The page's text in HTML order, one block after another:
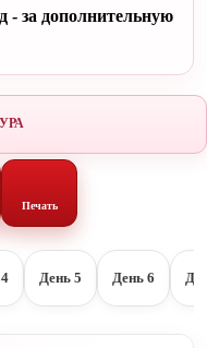
за дополнительную
Печать
День 5 День 6